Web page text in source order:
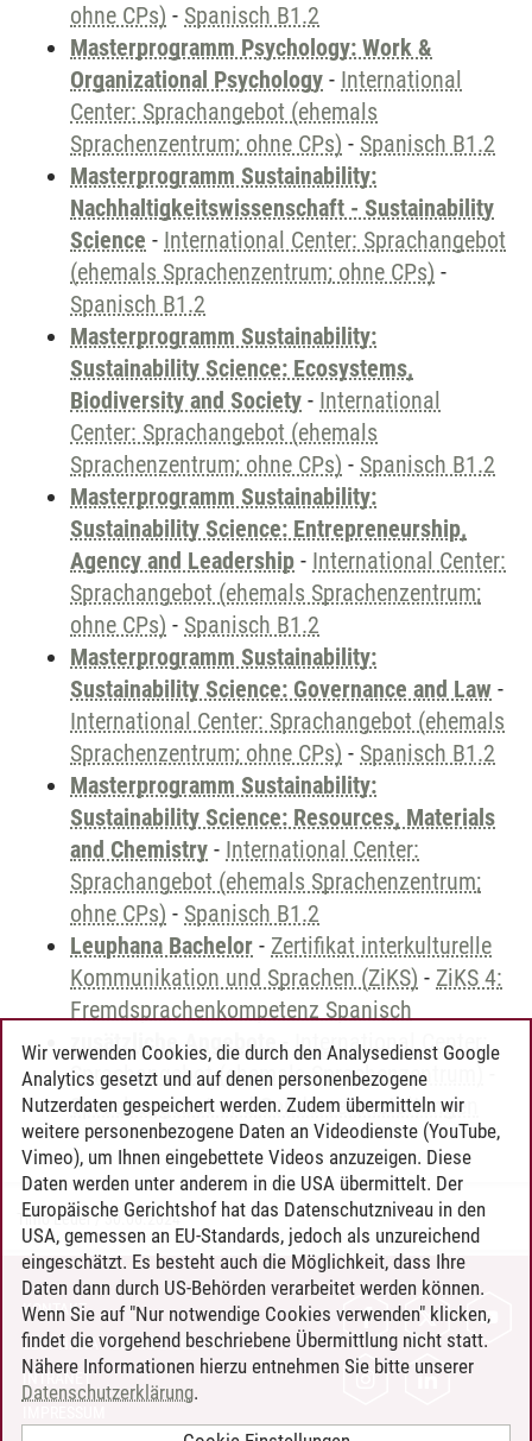
ohne CPs) - Spanisch B1.2
Masterprogramm Psychology: Work &
Organizational Psychology - International
Center: Sprachangebot (ehemals
Sprachenzentrum; ohne CPs) - Spanisch B1.2
Masterprogramm Sustainability:
Nachhaltigkeitswissenschaft - Sustainability
Science - International Center: Sprachangebot
(ehemals Sprachenzentrum; ohne CPs) -
Spanisch B1.2
Masterprogramm Sustainability:
Sustainability Science: Ecosystems,
Biodiversity and Society - International
Center: Sprachangebot (ehemals
Sprachenzentrum; ohne CPs) - Spanisch B1.2
Masterprogramm Sustainability:
Sustainability Science: Entrepreneurship,
Agency and Leadership - International Center:
Sprachangebot (ehemals Sprachenzentrum;
ohne CPs) - Spanisch B1.2
Masterprogramm Sustainability:
Sustainability Science: Governance and Law -
International Center: Sprachangebot (ehemals
Sprachenzentrum; ohne CPs) - Spanisch B1.2
Masterprogramm Sustainability:
Sustainability Science: Resources, Materials
and Chemistry - International Center:
Sprachangebot (ehemals Sprachenzentrum;
ohne CPs) - Spanisch B1.2
Leuphana Bachelor - Zertifikat interkulturelle
Kommunikation und Sprachen (ZiKS) - ZiKS 4:
Fremdsprachenkompetenz Spanisch
zusätzliche Angebote- International Center:
Sprachangebot (ehemals Sprachenzentrum)
Sprachangebot und Sonderveranstaltungen
Timo Leder/30.06.2024
KONTAKT
LEUPHANA ALS ARBEITGEBER
INTRANET
Wir verwenden Cookies, die durch den Analysedienst Google
Analytics gesetzt und auf denen personenbezogene
Nutzerdaten gespeichert werden. Zudem übermitteln wir
weitere personenbezogene Daten an Videodienste (YouTube,
Vimeo), um Ihnen eingebettete Videos anzuzeigen. Diese
Daten werden unter anderem in die USA übermittelt. Der
Europäische Gerichtshof hat das Datenschutzniveau in den
USA, gemessen an EU-Standards, jedoch als unzureichend
eingeschätzt. Es besteht auch die Möglichkeit, dass Ihre
Daten dann durch US-Behörden verarbeitet werden können.
Wenn Sie auf "Nur notwendige Cookies verwenden" klicken,
findet die vorgehend beschriebene Übermittlung nicht statt.
Nähere Informationen hierzu entnehmen Sie bitte unserer
Datenschutzerklärung.